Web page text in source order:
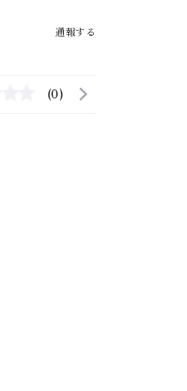
通報する
(0)